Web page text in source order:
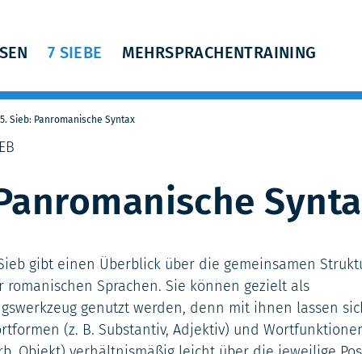
7 SIEBE MEHRSPRACHENTRAINING
5. Sieb: Panromanische Syntax
gibt einen Überblick über die gemeinsamen
romanischen Sprachen. Sie können gezielt als
genutzt werden, denn mit ihnen lassen
(z. B. Substantiv, Adjektiv) und